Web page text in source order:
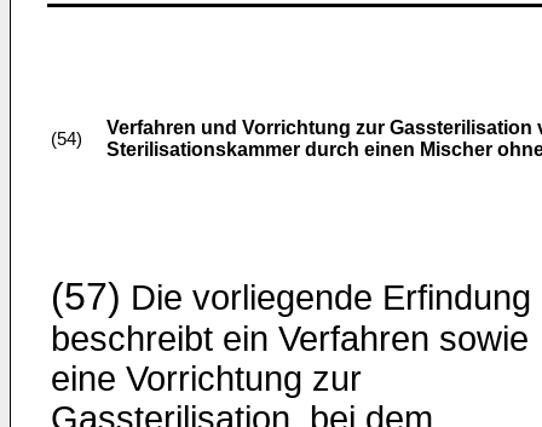
(54)
Verfahren und Vorrichtung zur
Sterilisationskammer durch einen Mischer
(57) Die vorliegende Erfindung
beschreibt ein Verfahren sowie
eine Vorrichtung zur
Gassterilisation, bei dem